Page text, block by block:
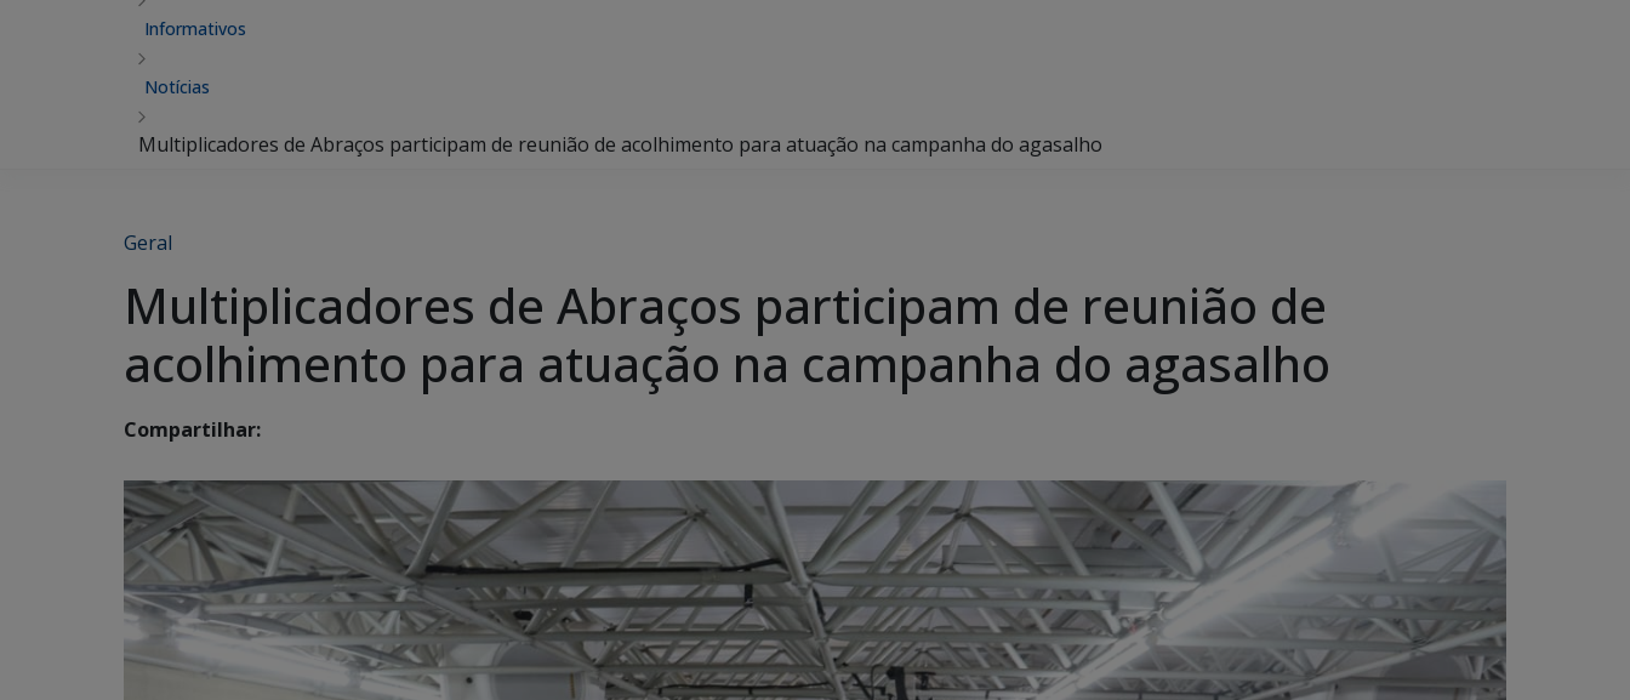
Informativos
Notícias
Multiplicadores de Abraços participam de reunião de acolhimento para atuação na campanha do agasalho
Geral
Multiplicadores de Abraços participam de reunião de
acolhimento para atuação na campanha do agasalho
Compartilhar: